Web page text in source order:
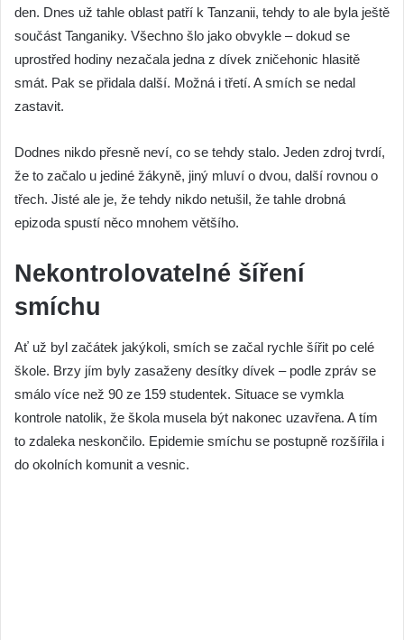
den. Dnes už tahle oblast patří k Tanzanii, tehdy to ale byla ještě
součást Tanganiky. Všechno šlo jako obvykle – dokud se
uprostřed hodiny nezačala jedna z dívek zničehonic hlasitě
smát. Pak se přidala další. Možná i třetí. A smích se nedal
zastavit.
Dodnes nikdo přesně neví, co se tehdy stalo. Jeden zdroj tvrdí,
že to začalo u jediné žákyně, jiný mluví o dvou, další rovnou o
třech. Jisté ale je, že tehdy nikdo netušil, že tahle drobná
epizoda spustí něco mnohem většího.
Nekontrolovatelné šíření
smíchu
Ať už byl začátek jakýkoli, smích se začal rychle šířit po celé
škole. Brzy jím byly zasaženy desítky dívek – podle zpráv se
smálo více než 90 ze 159 studentek. Situace se vymkla
kontrole natolik, že škola musela být nakonec uzavřena. A tím
to zdaleka neskončilo. Epidemie smíchu se postupně rozšířila i
do okolních komunit a vesnic.